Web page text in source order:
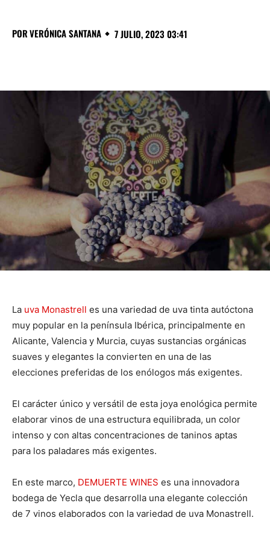
PORVERÓNICA SANTANA 7 JULIO, 2023 03:41
La uva Monastrell es una variedad de uva tinta autóctona
muy popular en la península Ibérica, principalmente en
Alicante, Valencia y Murcia, cuyas sustancias orgánicas
suaves y elegantes la convierten en una de las
elecciones preferidas de los enólogos más exigentes.
El carácter único y versátil de esta joya enológica permite
elaborar vinos de una estructura equilibrada, un color
intenso y con altas concentraciones de taninos aptas
para los paladares más exigentes.
En este marco, DEMUERTE WINES es una innovadora
bodega de Yecla que desarrolla una elegante colección
de 7 vinos elaborados con la variedad de uva Monastrell.